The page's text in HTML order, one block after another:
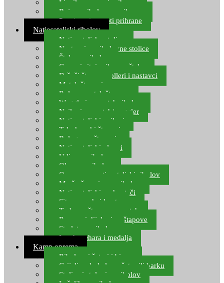
Ljepilo za crve i prihranu
Boje za ribolovnu prihranu
Provjereni recepti prihrane
Natjecateljski ribolov
Natjecateljske stolice
Nastavci za ribolovne stolice
Šteke za ribolov
Gume i sitni pribor za šteku
Držači štapova rolleri i nastavci
Match štapovi
Role za match štapove
Waggleri za match ribolov
Najloni za match/waggler
Natjecateljski najloni
Teleskopski štapovi
Bolognese štapovi
Natjecateljski plovci
Udice za ribolov
Olovo za ribolov
Oprema za natjecateljski ribolov
Mreže čuvarice za ribolov
Natjecateljski podmetači
Sito, posude i kante
Torbe za štapove – match
Rezervni dijelovi za štapove
Starlete za ribolov
Izrada pehara i medalja
Kamp oprema
Ribolovni šatori i bivvy
Grijalice, kuhala za šator ili barku
Stolice i stolovi za ribolov